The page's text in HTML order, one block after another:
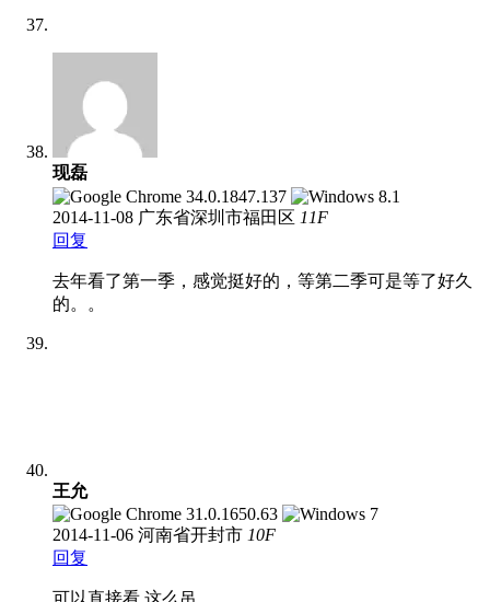
现磊
2014-11-08 广东省深圳市福田区 11F
回复
去年看了第一季，感觉挺好的，等第二季可是等了好久
的。。
王允
2014-11-06 河南省开封市 10F
回复
可以直接看 这么吊